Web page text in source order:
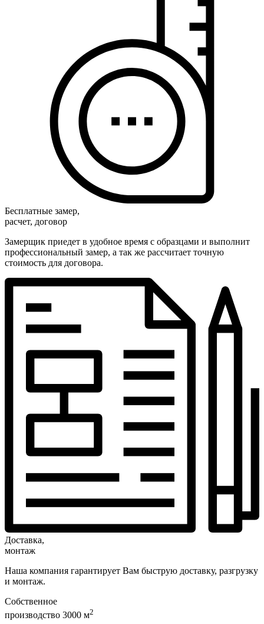
Бесплатные замер,
расчет, договор
Замерщик приедет в удобное время с образцами и выполнит
профессиональный замер, а так же рассчитает точную
стоимость для договора.
Доставка,
монтаж
Наша компания гарантирует Вам быструю доставку, разгрузку
и монтаж.
Собственное
производство 3000 м2